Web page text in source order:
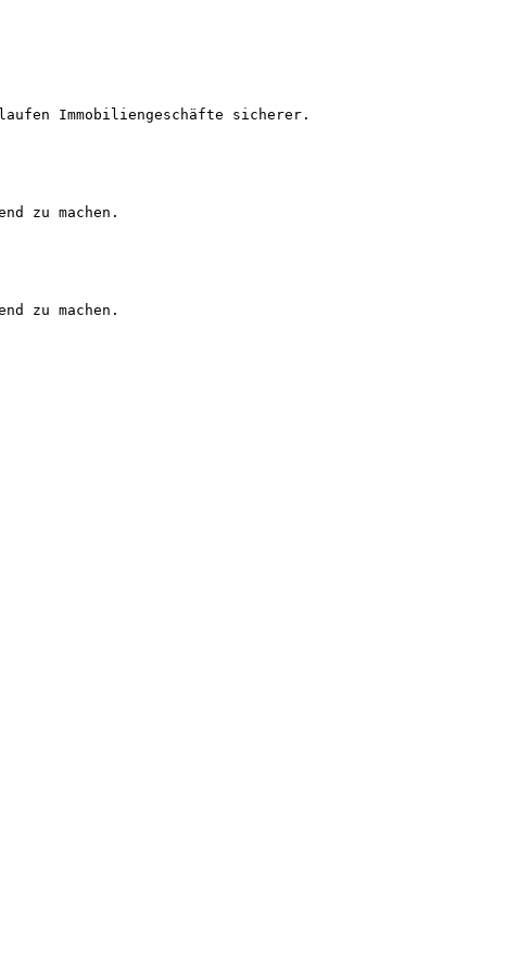
Immobiliengeschäfte sicherer.
zu machen.
zu machen.